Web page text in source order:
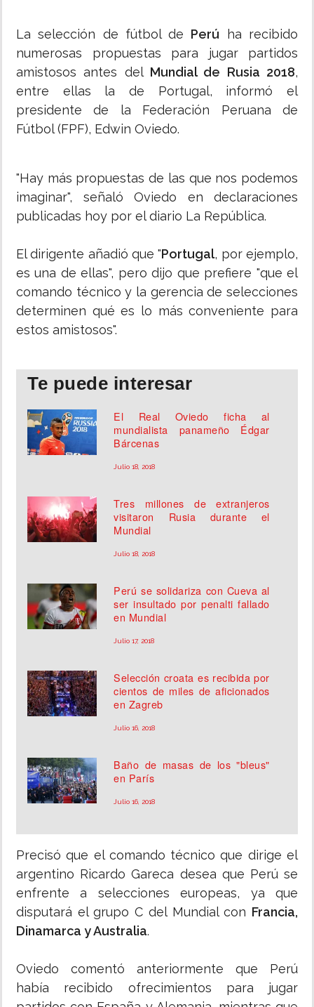
La selección de fútbol de Perú ha recibido
numerosas propuestas para jugar partidos
amistosos antes del Mundial de Rusia 2018,
entre ellas la de Portugal, informó el
presidente de la Federación Peruana de
Fútbol (FPF), Edwin Oviedo.
"Hay más propuestas de las que nos podemos
imaginar", señaló Oviedo en declaraciones
publicadas hoy por el diario La República.
El dirigente añadió que "Portugal, por ejemplo,
es una de ellas", pero dijo que prefiere "que el
comando técnico y la gerencia de selecciones
determinen qué es lo más conveniente para
estos amistosos".
Te puede interesar
El Real Oviedo ficha al
mundialista panameño Édgar
Bárcenas
Julio 18, 2018
Tres millones de extranjeros
visitaron Rusia durante el
Mundial
Julio 18, 2018
Perú se solidariza con Cueva al
ser insultado por penalti fallado
en Mundial
Julio 17, 2018
Selección croata es recibida por
cientos de miles de aficionados
en Zagreb
Julio 16, 2018
Baño de masas de los "bleus"
en París
Julio 16, 2018
Precisó que el comando técnico que dirige el
argentino Ricardo Gareca desea que Perú se
enfrente a selecciones europeas, ya que
disputará el grupo C del Mundial con Francia,
Dinamarca y Australia.
Oviedo comentó anteriormente que Perú
había recibido ofrecimientos para jugar